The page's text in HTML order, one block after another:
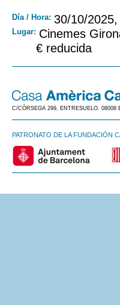
Día / Hora: 30/10/
Lugar: Cinemes
€ reducida
C/CÒRSEGA 299, ENTRESUELO. 08008
PATRONATO DE LA FUNDACIÓN